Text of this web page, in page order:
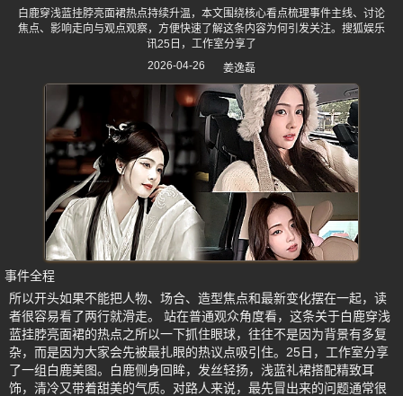
白鹿穿浅蓝挂脖亮面裙热点持续升温，本文围绕核心看点梳理事件主线、讨论
焦点、影响走向与观点观察，方便快速了解这条内容为何引发关注。搜狐娱乐
讯25日，工作室分享了
2026-04-26
姜逸磊
事件全程
所以开头如果不能把人物、场合、造型焦点和最新变化摆在一起，读
者很容易看了两行就滑走。 站在普通观众角度看，这条关于白鹿穿浅
蓝挂脖亮面裙的热点之所以一下抓住眼球，往往不是因为背景有多复
杂，而是因为大家会先被最扎眼的热议点吸引住。25日，工作室分享
了一组白鹿美图。白鹿侧身回眸，发丝轻扬，浅蓝礼裙搭配精致耳
饰，清冷又带着甜美的气质。对路人来说，最先冒出来的问题通常很